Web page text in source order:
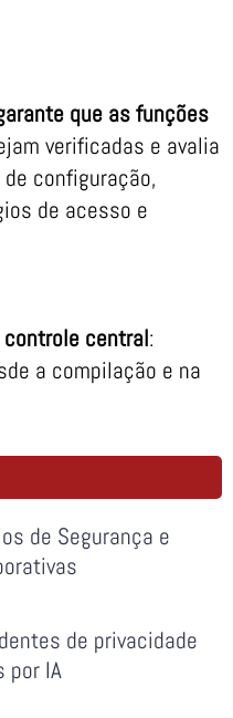
que as funções
verificadas e avalia
configuração,
de acesso e
central:
a compilação e na
de Segurança e
de privacidade
por IA